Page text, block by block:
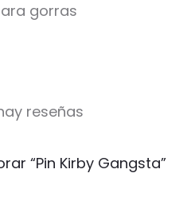
gorras
reseñas
“Pin Kirby Gangsta”